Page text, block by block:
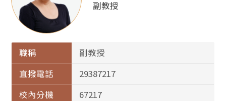
副教授
職稱
副教授
直撥電話
29387217
校內分機
67217